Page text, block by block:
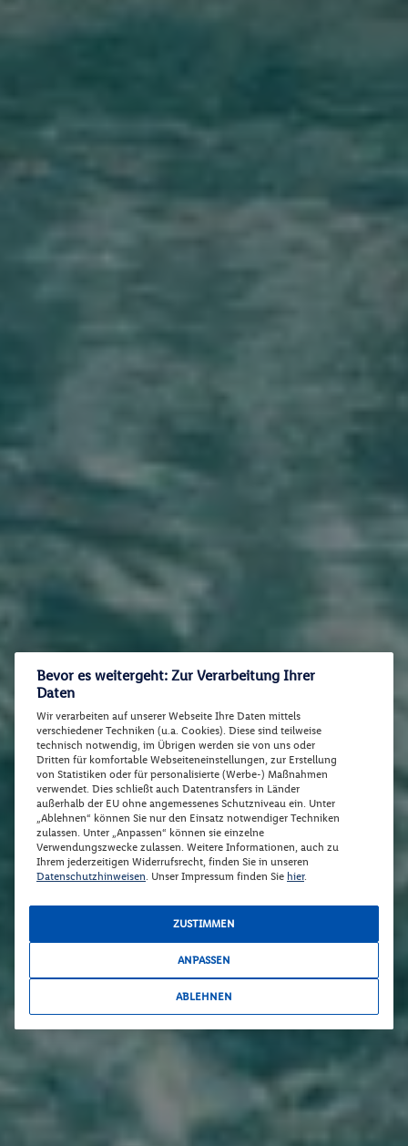
Bevor es weitergeht: Zur Verarbeitung Ihrer
Daten
Wir verarbeiten auf unserer Webseite Ihre Daten mittels
verschiedener Techniken (u.a. Cookies). Diese sind teilweise
technisch notwendig, im Übrigen werden sie von uns oder
Dritten für komfortable Webseiteneinstellungen, zur Erstellung
von Statistiken oder für personalisierte (Werbe-) Maßnahmen
verwendet. Dies schließt auch Datentransfers in Länder
außerhalb der EU ohne angemessenes Schutzniveau ein. Unter
„Ablehnen“ können Sie nur den Einsatz notwendiger Techniken
zulassen. Unter „Anpassen“ können sie einzelne
Verwendungszwecke zulassen. Weitere Informationen, auch zu
Ihrem jederzeitigen Widerrufsrecht, finden Sie in unseren
Datenschutzhinweisen . Unser Impressum finden Sie hier.
ZUSTIMMEN
ANPASSEN
ABLEHNEN